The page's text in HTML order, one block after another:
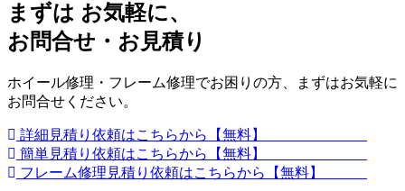
まずは お気軽に、
お問合せ・お見積り
ホイール修理・フレーム修理でお困りの方、まずはお気軽に
お問合せください。
詳細見積り依頼はこちらから【無料】
簡単見積り依頼はこちらから【無料】
フレーム修理見積り依頼はこちらから【無料】